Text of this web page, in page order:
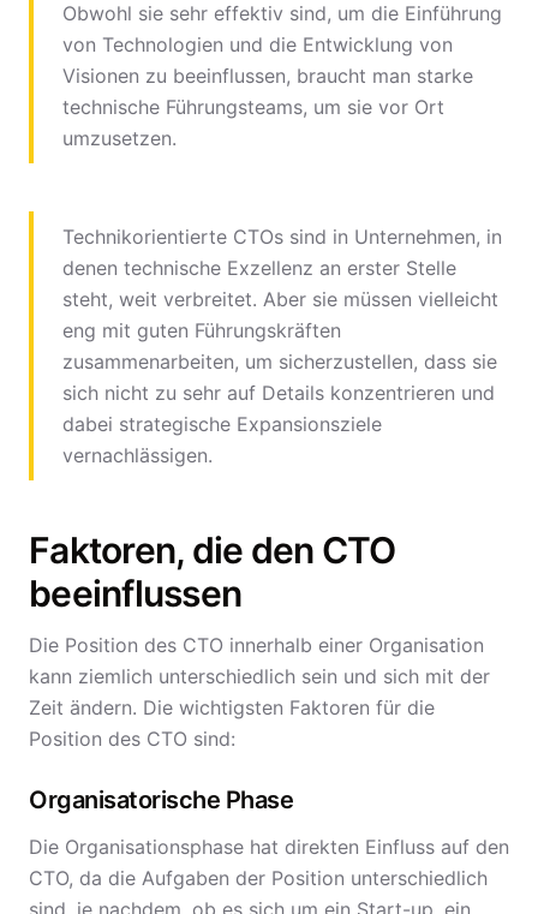
Obwohl sie sehr effektiv sind, um die Einführung
von Technologien und die Entwicklung von
Visionen zu beeinflussen, braucht man starke
technische Führungsteams, um sie vor Ort
umzusetzen.
Technikorientierte CTOs sind in Unternehmen, in
denen technische Exzellenz an erster Stelle
steht, weit verbreitet. Aber sie müssen vielleicht
eng mit guten Führungskräften
zusammenarbeiten, um sicherzustellen, dass sie
sich nicht zu sehr auf Details konzentrieren und
dabei strategische Expansionsziele
vernachlässigen.
Faktoren, die den CTO
beeinflussen
Die Position des CTO innerhalb einer Organisation
kann ziemlich unterschiedlich sein und sich mit der
Zeit ändern. Die wichtigsten Faktoren für die
Position des CTO sind:
Organisatorische Phase
Die Organisationsphase hat direkten Einfluss auf den
CTO, da die Aufgaben der Position unterschiedlich
sind, je nachdem, ob es sich um ein Start-up, ein